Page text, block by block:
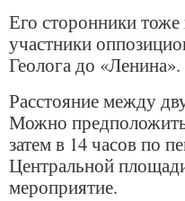
Его сторонники тоже
участники
Геолога до
Расстояние между
Можно
затем в 14 часов по
Центральной
мероприятие.